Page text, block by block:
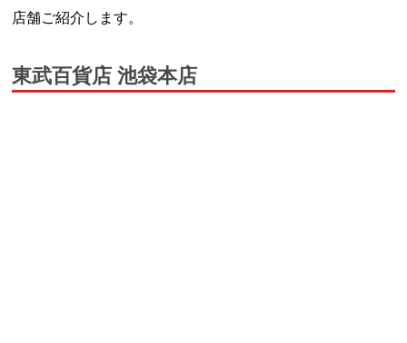
店舗ご紹介します。
東武百貨店 池袋本店